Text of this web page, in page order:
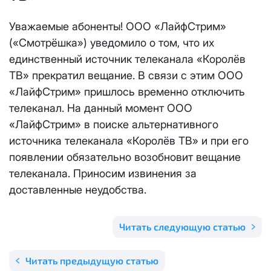
Уважаемые абоненты! ООО «ЛайфСтрим»
(«Смотрёшка») уведомило о том, что их
единственный источник телеканала «Королёв
ТВ» прекратил вещание. В связи с этим ООО
«ЛайфСтрим» пришлось временно отключить
телеканал. На данный момент ООО
«ЛайфСтрим» в поиске альтернативного
источника телеканала «Королёв ТВ» и при его
появлении обязательно возобновит вещание
телеканала. Приносим извинения за
доставленные неудобства.
Читать предыдущую статью
Читать следующую статью
Телевидение
Аренда оборудования
Я даюсогласие на обработку персональных данных
соответствии с
Политикой в отношении обработки
персональных данных
КС 300
НП20
КС 500
НП30
НП50
НП100
МойДом100
Email*
Адрес подключения
соответствии сПолитикой в отношении обработки
персональных данных
Email
Отправить
Я даю
соответствии с Политикой в отношении обработки
персональных данных
Выделение публичного IP адреса один раз
последующее выделение публичного IP адреса с